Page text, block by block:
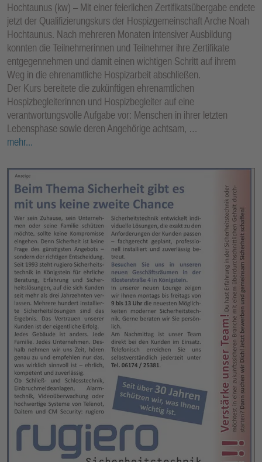
Hochtaunus (kw) – Mit einer feierlichen Zertifikatsübergabe endete
jetzt der Qualifizierungskurs der Hospizgemeinschaft Arche Noah
Hochtaunus. Nach mehreren Monaten intensiver Ausbildung
konnten die Teilnehmerinnen und Teilnehmer ihre Zertifikate
entgegennehmen und damit einen wichtigen Schritt auf ihrem
Weg in die ehrenamtliche Hospizarbeit abschließen.
Der Kurs bereitete die zukünftigen ehrenamtlichen
Hospizbegleiterinnen und Hospizbegleiter auf eine
verantwortungsvolle Aufgabe vor: Menschen in ihrer letzten
Lebensphase sowie deren Angehörige achtsam, …
mehr...